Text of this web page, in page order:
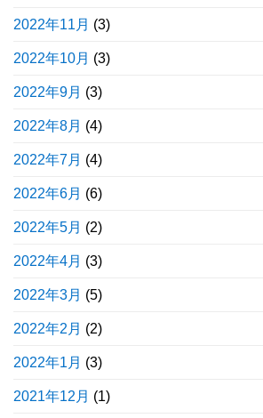
2022年11月 (3)
2022年10月 (3)
2022年9月 (3)
2022年8月 (4)
2022年7月 (4)
2022年6月 (6)
2022年5月 (2)
2022年4月 (3)
2022年3月 (5)
2022年2月 (2)
2022年1月 (3)
2021年12月 (1)